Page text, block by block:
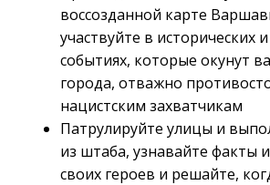
воссозданной карте
участвуйте в исторических
событиях, которые окунут
города, отважно
нацистским захватчикам
Патрулируйте улицы и
из штаба, узнавайте факты
своих героев и решайте,